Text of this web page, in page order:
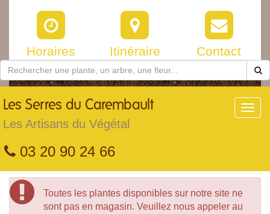
Horaires Itinéraire Contact
Les Serres du Carembault
Les Artisans du Végétal
03 20 90 24 66
Toutes les plantes disponibles sur notre site ne
sont pas en magasin. Veuillez nous appeler au